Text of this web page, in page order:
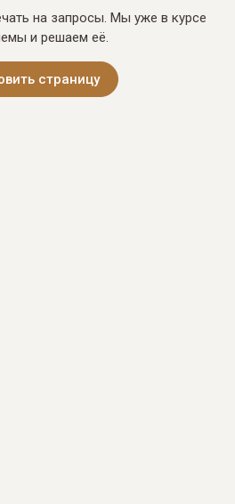
на запросы. Мы уже в курсе
и решаем её.
страницу